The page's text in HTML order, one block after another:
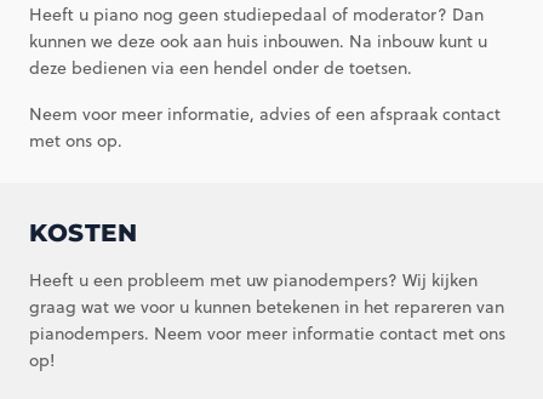
Heeft u piano nog geen studiepedaal of moderator? Dan
kunnen we deze ook aan huis inbouwen. Na inbouw kunt u
deze bedienen via een hendel onder de toetsen.
Neem voor meer informatie, advies of een afspraak contact
met ons op.
KOSTEN
Heeft u een probleem met uw pianodempers? Wij kijken
graag wat we voor u kunnen betekenen in het repareren van
pianodempers. Neem voor meer informatie contact met ons
op!